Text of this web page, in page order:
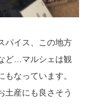
パイス、この地方
ど…マルシェは観
なっています。
土産にも良さそう